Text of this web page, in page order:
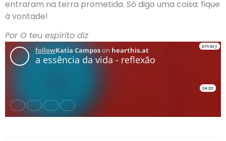
entraram na terra prometida. Só digo uma coisa: fique
à vontade!
Por O teu espírito diz